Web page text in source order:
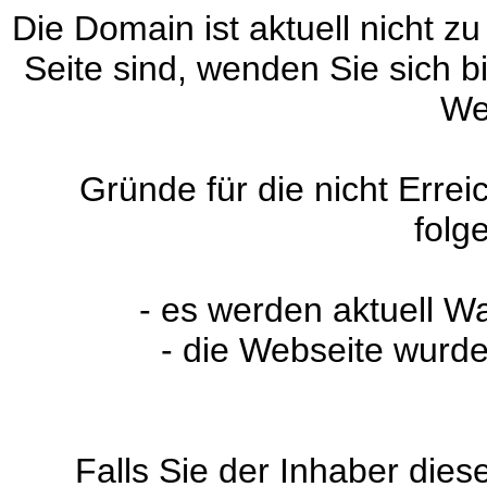
Die Domain ist aktuell nicht
Seite sind, wenden Sie sich
Gründe für die nicht
- es werden aktuell
- die Webseite
Falls Sie der Inhaber